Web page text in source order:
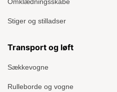
Stiger og stilladser
Transport og løft
Sækkevogne
Rulleborde og vogne